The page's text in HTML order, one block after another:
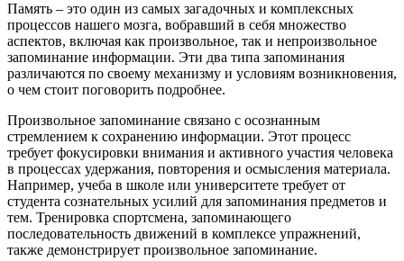
Память – это один из самых загадочных и комплексных
процессов нашего мозга, вобравший в себя множество
аспектов, включая как произвольное, так и непроизвольное
запоминание информации. Эти два типа запоминания
различаются по своему механизму и условиям возникновения,
о чем стоит поговорить подробнее.
Произвольное запоминание связано с осознанным
стремлением к сохранению информации. Этот процесс
требует фокусировки внимания и активного участия человека
в процессах удержания, повторения и осмысления материала.
Например, учеба в школе или университете требует от
студента сознательных усилий для запоминания предметов и
тем. Тренировка спортсмена, запоминающего
последовательность движений в комплексе упражнений,
также демонстрирует произвольное запоминание.